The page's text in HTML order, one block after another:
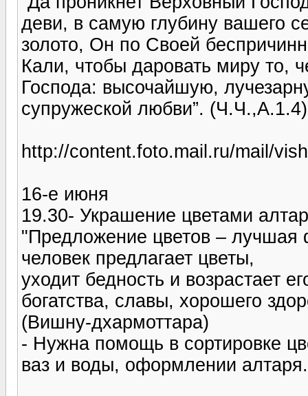
деви, в самую глубину вашего
золото, Он по Своей
Кали, чтобы даровать миру то,
Господа: высочайшую,
супружеской любви”. (Ч.Ч.,А.1.4)
http://content.foto.mail.ru/mail/
16-е июня
19.30- Украшение цветами
"Предложение цветов – лучшая
человек предлагает цветы,
уходит бедность и возрастает
богатства, славы, хорошего
(Вишну-дхармоттара)
- Нужна помощь в сортировке
ваз и воды, оформлении алтаря.